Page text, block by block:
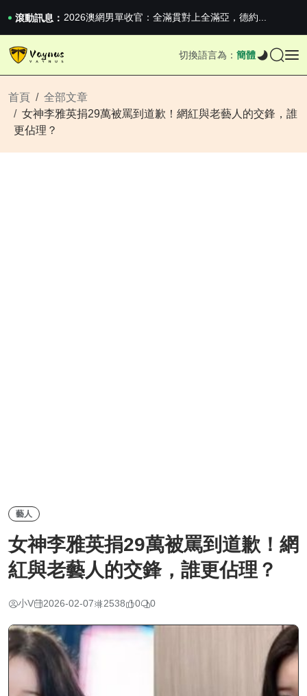
滾動訊息： 《巔峰守衛 Highguard》正式上線，官...
iPhone 16e 釋出，蘋果你不要太離譜
2026澳網男單收官：全滿貫對上全滿亞，德約...
切換語言為： 簡體
首頁
全部文章
女神李雅英捐29萬被罵到道歉！網紅與老藝人的交鋒，誰
更佔理？
藝人
女神李雅英捐29萬被罵到道歉！網
紅與老藝人的交鋒，誰更佔理？
小V 2026-02-07 2538 0 0